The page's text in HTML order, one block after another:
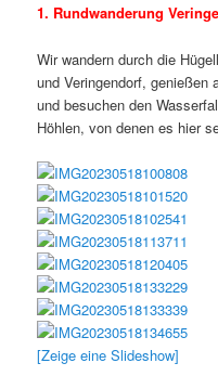
1. Rundwanderung
Wir wandern durch die
und Veringendorf, genießen
und besuchen den
Höhlen, von denen es hier
[Zeige eine Slideshow]